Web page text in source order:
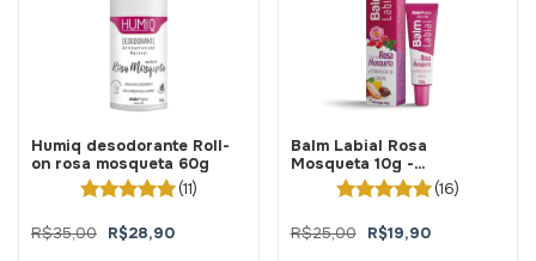
Humiq desodorante Roll-
on rosa mosqueta 60g
(11)
R$35,00 R$28,90
Balm Labial Rosa
Mosqueta 10g -
BellaPhytus
(16)
R$25,00 R$19,90